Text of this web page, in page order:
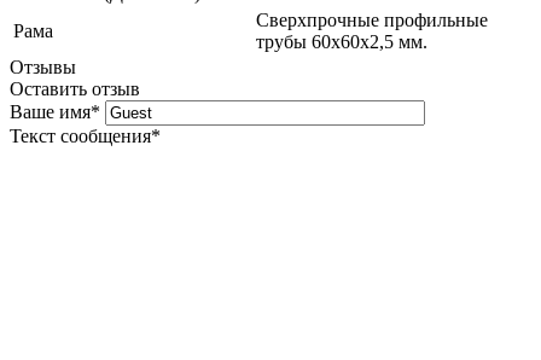
Рама
Сверхпрочные профильные
трубы 60х60х2,5 мм.
Отзывы
Оставить отзыв
Ваше имя*
Текст сообщения*